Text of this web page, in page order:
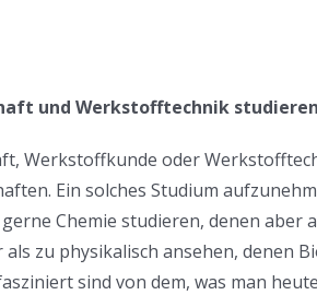
und Werkstofftechnik studieren
Werkstoffkunde oder
Ein solches Studium
Chemie studieren, denen aber
zu physikalisch ansehen, denen
sind von dem, was man